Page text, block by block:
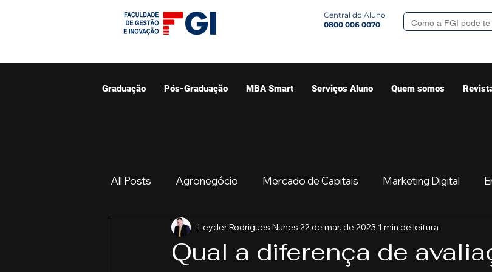
Central do Aluno
0800 006 0070
Graduação Pós-Graduação MBA Smart Serviços Aluno Quem somos
All Posts Agronegócio Mercado de Capitais Marketing Digital
Graduação Resumo do Mercado Sua comunidade Começar
Qual a diferença de
Leyder Rodrigues Nunes 22 de mar. de 2023 1 min de leitura